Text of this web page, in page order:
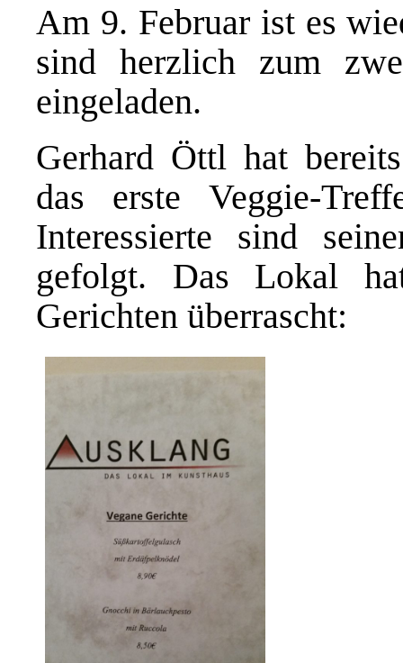
Am 9. Februar ist es
sind herzlich zum
eingeladen.
Gerhard Öttl hat
das erste Veggie-
Interessierte sind
gefolgt. Das Lokal
Gerichten überrascht: